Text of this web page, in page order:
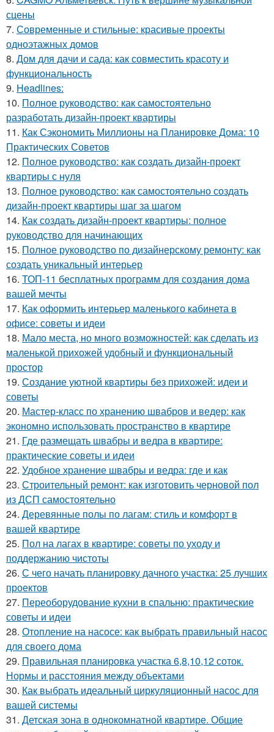
сцены
7. Современные и стильные: красивые проекты
одноэтажных домов
8. Дом для дачи и сада: как совместить красоту и
функциональность
9. Headlines:
10. Полное руководство: как самостоятельно
разработать дизайн-проект квартиры
11. Как Сэкономить Миллионы на Планировке Дома: 10
Практических Советов
12. Полное руководство: как создать дизайн-проект
квартиры с нуля
13. Полное руководство: как самостоятельно создать
дизайн-проект квартиры шаг за шагом
14. Как создать дизайн-проект квартиры: полное
руководство для начинающих
15. Полное руководство по дизайнерскому ремонту: как
создать уникальный интерьер
16. ТОП-11 бесплатных программ для создания дома
вашей мечты
17. Как оформить интерьер маленького кабинета в
офисе: советы и идеи
18. Мало места, но много возможностей: как сделать из
маленькой прихожей удобный и функциональный
простор
19. Создание уютной квартиры без прихожей: идеи и
советы
20. Мастер-класс по хранению швабров и ведер: как
экономно использовать пространство в квартире
21. Где размещать швабры и ведра в квартире:
практические советы и идеи
22. Удобное хранение швабры и ведра: где и как
23. Строительный ремонт: как изготовить черновой пол
из ДСП самостоятельно
24. Деревянные полы по лагам: стиль и комфорт в
вашей квартире
25. Пол на лагах в квартире: советы по уходу и
поддержанию чистоты
26. С чего начать планировку дачного участка: 25 лучших
проектов
27. Переоборудование кухни в спальню: практические
советы и идеи
28. Отопление на насосе: как выбрать правильный насос
для своего дома
29. Правильная планировка участка 6,8,10,12 соток.
Нормы и расстояния между объектами
30. Как выбрать идеальный циркуляционный насос для
вашей системы
31. Детская зона в однокомнатной квартире. Общие